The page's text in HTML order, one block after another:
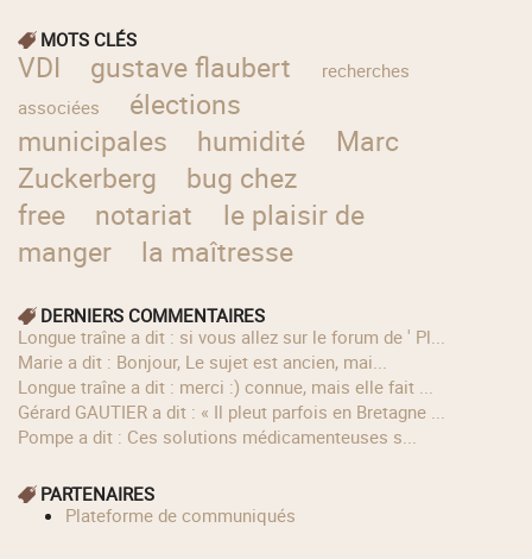
MOTS CLÉS
VDI gustave flaubert
recherches
associées
élections
municipales
humidité
Marc
Zuckerberg
bug chez
free
notariat
le plaisir de
manger
la maîtresse
DERNIERS COMMENTAIRES
longue traîne a dit : si vous allez sur le forum de ' Pl...
Marie a dit : Bonjour, Le sujet est ancien, mai...
longue traîne a dit : merci :) connue, mais elle fait ...
Gérard GAUTIER a dit : « Il pleut parfois en Bretagne ...
Pompe a dit : Ces solutions médicamenteuses s...
PARTENAIRES
Plateforme de communiqués